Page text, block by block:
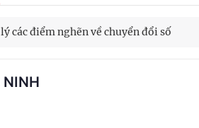
ở cho thuê - Trụ cột chiến lược, lâu dài